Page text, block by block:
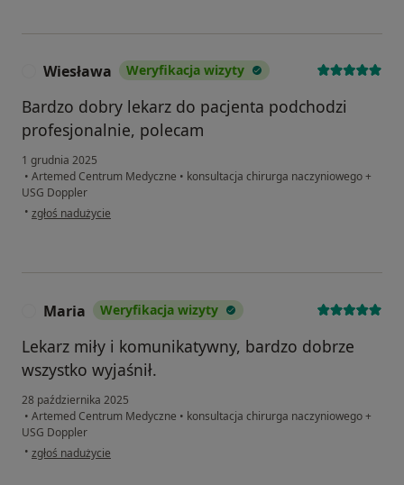
Wiesława Weryfikacja wizyty
Bardzo dobry lekarz do pacjenta podchodzi
profesjonalnie, polecam
1 grudnia 2025
• Artemed Centrum Medyczne • konsultacja chirurga naczyniowego +
USG Doppler
• w opinii użytkownika Wiesława
zgłoś nadużycie
Maria Weryfikacja wizyty
Lekarz miły i komunikatywny, bardzo dobrze
wszystko wyjaśnił.
28 października 2025
• Artemed Centrum Medyczne • konsultacja chirurga naczyniowego +
USG Doppler
• w opinii użytkownika Maria
zgłoś nadużycie